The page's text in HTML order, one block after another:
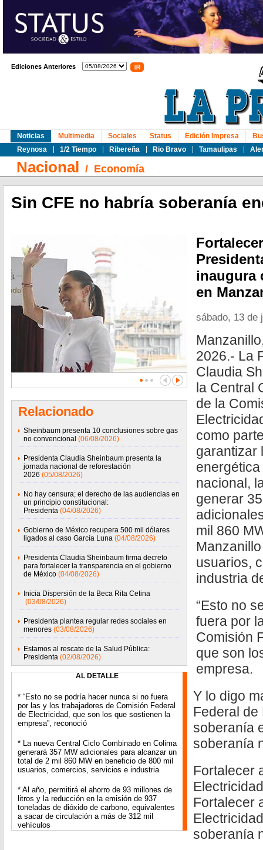
Ediciones Anteriores
Noticias
Reynosa
1/2 Tiempo Ribereña Rio Bravo Tamaulipas
Multimedia Sociales Status Edición Impresa
Nacional / Economía
Sin CFE no habría soberanía
Relacionado
Sheinbaum presenta 10 conclusiones sobre gas
no convencional (06/08/2026)
Presidenta Claudia Sheinbaum presenta la
jornada nacional de reforestación
2026 (05/08/2026)
No hay censura; el derecho de las audiencias en
un principio constitucional:
Presidenta (04/08/2026)
Gobierno de México recupera 500 mil dólares
ligados al caso García Luna (04/08/2026)
Presidenta Claudia Sheinbaum firma decreto
para fortalecer la transparencia en el gobierno
de México (04/08/2026)
Inicia Dispersión de la Beca Rita Cetina
(03/08/2026)
Presidenta plantea regular redes sociales en
menores (03/08/2026)
Estamos al rescate de la Salud Pública:
Presidenta (02/08/2026)
inaugura
en
sábado, 13 de
AL DETALLE
* “Esto no se podría hacer nunca si no fuera
por las y los trabajadores de Comisión Federal
de Electricidad, que son los que sostienen la
empresa”, reconoció
* La nueva Central Ciclo Combinado en Colima
generará 357 MW adicionales para alcanzar un
total de 2 mil 860 MW en beneficio de 800 mil
usuarios, comercios, servicios e industria
* Al año, permitirá el ahorro de 93 millones de
litros y la reducción en la emisión de 937
toneladas de dióxido de carbono, equivalentes
a sacar de circulación a más de 312 mil
vehículos
2026.- La
Claudia
la Central
de la
como
garantizar
nacional,
generar
mil 860
usuarios,
industria
“Esto no
fuera por
Comisión
que son
empresa.
Y lo digo
Federal
soberanía
soberanía
Fortalecer
Fortalecer
soberanía